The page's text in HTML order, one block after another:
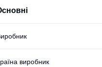
виробник